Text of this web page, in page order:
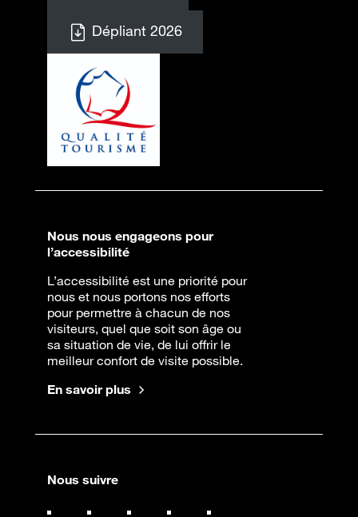
Dépliant 2026
Nous nous engageons pour
l’accessibilité
L’accessibilité est une priorité pour
nous et nous portons nos efforts
pour permettre à chacun de nos
visiteurs, quel que soit son âge ou
sa situation de vie, de lui offrir le
meilleur confort de visite possible.
En savoir plus
Nous suivre